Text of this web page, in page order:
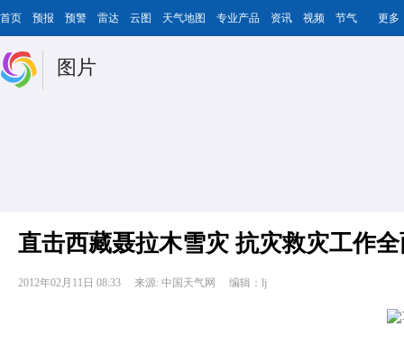
首页 预报 预警 雷达 云图 天气地图 专业产品 资讯 视频 节气 更多
图片
直击西藏聂拉木雪灾 抗灾救灾工作
2012年02月11日 08:33 来源: 中国天气网 编辑：lj